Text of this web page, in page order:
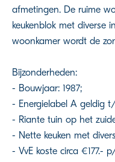
afmetingen. De ruime
keukenblok met diverse
woonkamer wordt de
Bijzonderheden:
- Bouwjaar: 1987;
- Energielabel A geldig
- Riante tuin op het
- Nette keuken met
- VvE koste circa €177.-